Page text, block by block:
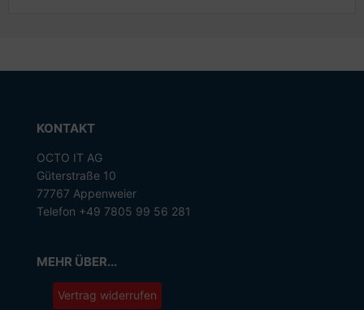
KONTAKT
OCTO IT AG
Güterstraße 10
77767 Appenweier
Telefon +49 7805 99 56 281
MEHR ÜBER...
Vertrag widerrufen